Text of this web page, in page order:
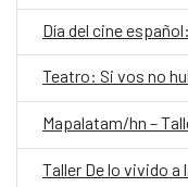
Día del cine
Teatro: Si vos no
Mapalatam/hn –
Taller De lo vivido a